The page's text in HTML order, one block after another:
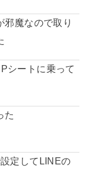
邪魔なので取り
シートに乗って
た
定してLINEの